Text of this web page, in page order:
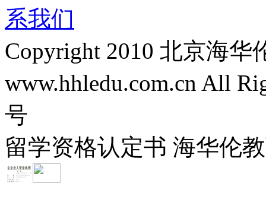
系我们
Copyright 2010 北京海
www.hhledu.com.cn All
号
留学资格认定书 海华伦